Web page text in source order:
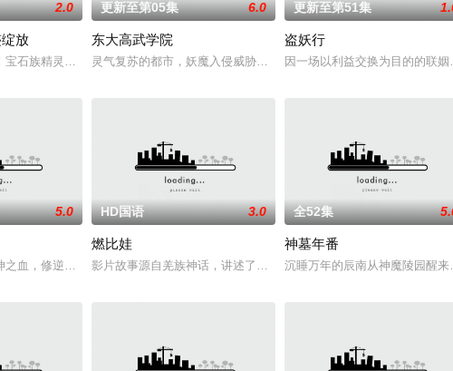
考核，成为了正式的守夜人后，重回136小队，与伙伴再度开启一场与古神教会的崭
2.0
放
宝石族精灵竟然成了关键所在！东方桃子与伙伴们一边为救治师父森木宇冲击仙蜜试
更新至第05集 6.0
东大高武学院
灵气复苏的都市，妖魔入侵威胁来袭，天生废灵根的少年秦雨体内
更新至第51集
盗妖行
因一场以利益交换为目的的联
耗尽心血却被红颜暗算，与丹药融为一体隐藏百年。百年后，其子孙苏北天受辱，仍
5.0
之血，修逆天之力。
HD国语 3.0
燃比娃
影片故事源自羌族神话，讲述了一只被人类抚养长大的猴子，追寻母
全52集
神墓年番
沉睡万年的辰南从神魔陵园醒